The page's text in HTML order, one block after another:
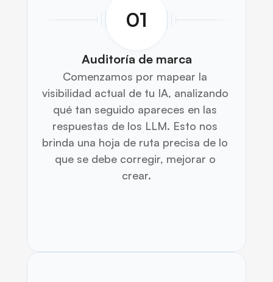
01
Auditoría de marca
Comenzamos por mapear la
visibilidad actual de tu IA, analizando
qué tan seguido apareces en las
respuestas de los LLM. Esto nos
brinda una hoja de ruta precisa de lo
que se debe corregir, mejorar o
crear.